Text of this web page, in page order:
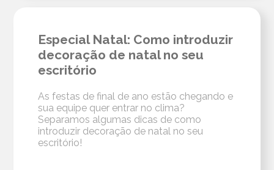
Especial Natal: Como introduzir
decoração de natal no seu
escritório
As festas de final de ano estão chegando e
sua equipe quer entrar no clima?
Separamos algumas dicas de como
introduzir decoração de natal no seu
escritório!